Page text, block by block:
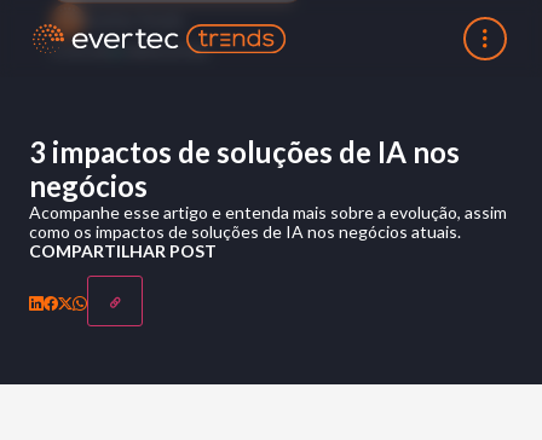
15 AUG 2022 5 MIN DE LEITURA
3 impactos de soluções de IA nos
negócios
Acompanhe esse artigo e entenda mais sobre a evolução, assim
como os impactos de soluções de IA nos negócios atuais.
COMPARTILHAR POST